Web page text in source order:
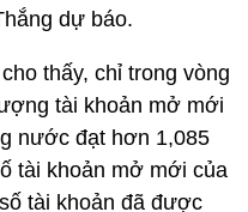
dự báo.
thấy, chỉ trong vòng
tài khoản mở mới
nước đạt hơn 1,085
tài khoản mở mới của
tài khoản đã được